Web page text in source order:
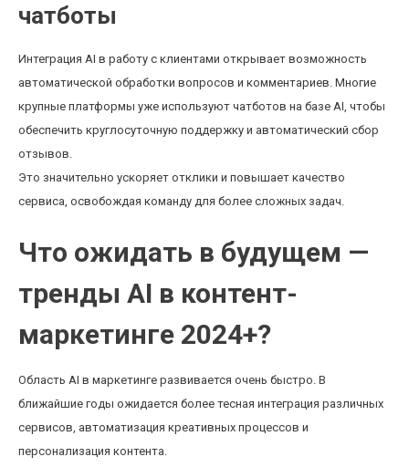
чатботы
Интеграция AI в работу с клиентами открывает возможность
автоматической обработки вопросов и комментариев. Многие
крупные платформы уже используют чатботов на базе AI, чтобы
обеспечить круглосуточную поддержку и автоматический сбор
отзывов.
Это значительно ускоряет отклики и повышает качество
сервиса, освобождая команду для более сложных задач.
Что ожидать в будущем —
тренды AI в контент-
маркетинге 2024+?
Область AI в маркетинге развивается очень быстро. В
ближайшие годы ожидается более тесная интеграция различных
сервисов, автоматизация креативных процессов и
персонализация контента.